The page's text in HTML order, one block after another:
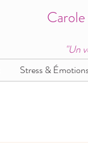
"Un
Stress &